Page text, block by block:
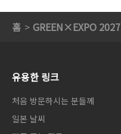
홈 GREEN×EXPO 2027
유용한 링크
처음 방문하시는 분들께
일본 날씨